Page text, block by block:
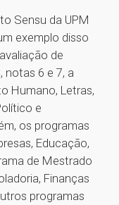
Sensu da UPM
exemplo disso
de
notas 6 e 7, a
Humano, Letras,
e
os programas
Educação,
de Mestrado
Finanças
programas